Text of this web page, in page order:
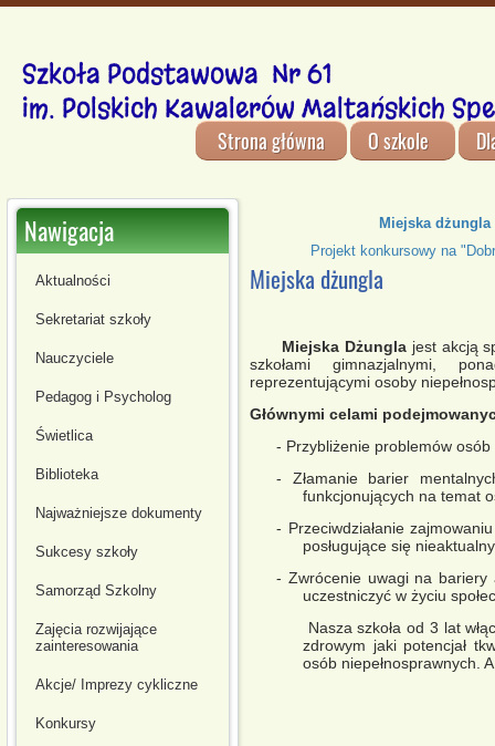
Szkoła Podstawowa Nr 61
im. Polskich Kawalerów Maltańskich
Strona główna O szkole
Nawigacja
Aktualności
Sekretariat szkoły
Nauczyciele
Pedagog i Psycholog
Świetlica
Biblioteka
Najważniejsze dokumenty
Sukcesy szkoły
Samorząd Szkolny
Zajęcia rozwijające
zainteresowania
Akcje/ Imprezy cykliczne
Konkursy
Miejska dżungla
Projekt konkursowy na
Miejska dżungla
Miejska Dżunglajest akcją
szkołami gimnazjalnymi,
reprezentującymi osoby
Głównymi celami
- Przybliżenie problemów osób
- Złamanie barier
funkcjonujących na temat
- Przeciwdziałanie
posługujące się
- Zwrócenie uwagi na bariery
uczestniczyć w życiu
Nasza szkoła od 3 lat
zdrowym jaki potencjał
osób niepełnosprawnych.